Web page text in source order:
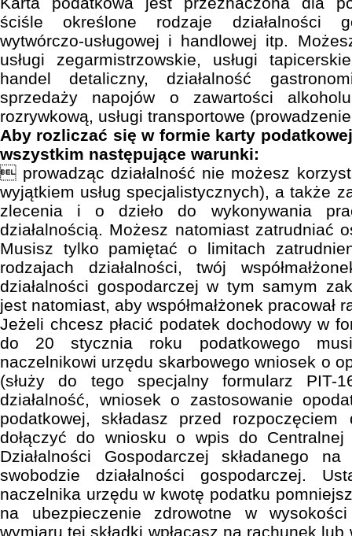
ściśle określone rodzaje działalności
wytwórczo-usługowej i handlowej itp.
usługi zegarmistrzowskie, usługi
handel detaliczny, działalność
sprzedaży napojów o zawartości
rozrywkową, usługi transportowe
Aby rozliczać się w formie karty
wszystkim następujące warunki:
 prowadząc działalność nie możesz
wyjątkiem usług specjalistycznych), a także
zlecenia i o dzieło do wykonywania
działalnością. Możesz natomiast zatrudniać
Musisz tylko pamiętać o limitach
rodzajach działalności, twój
działalności gospodarczej w tym samym
jest natomiast, aby współmałżonek pracował
Jeżeli chcesz płacić podatek dochodowy w
do 20 stycznia roku podatkowego
naczelnikowi urzędu skarbowego wniosek o
(służy do tego specjalny formularz PIT-
działalność, wniosek o zastosowanie
podatkowej, składasz przed rozpoczęciem
dołączyć do wniosku o wpis do
Działalności Gospodarczej składanego
swobodzie działalności gospodarczej.
naczelnika urzędu w kwotę podatku
na ubezpieczenie zdrowotne w
wymiaru tej składki wpłacasz na rachunek